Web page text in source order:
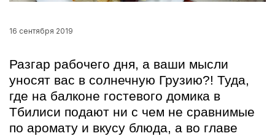
16 сентября 2019
Разгар рабочего дня, а ваши мысли
уносят вас в солнечную Грузию?! Туда,
где на балконе гостевого домика в
Тбилиси подают ни с чем не сравнимые
по аромату и вкусу блюда, а во главе